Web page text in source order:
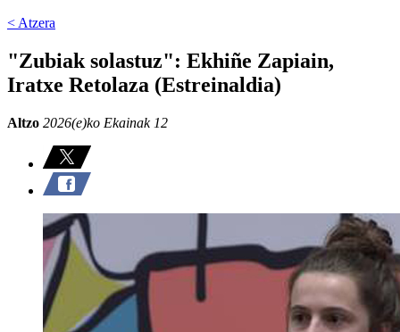
< Atzera
"Zubiak solastuz": Ekhiñe Zapiain,
Iratxe Retolaza (Estreinaldia)
Altzo 2026(e)ko Ekainak 12